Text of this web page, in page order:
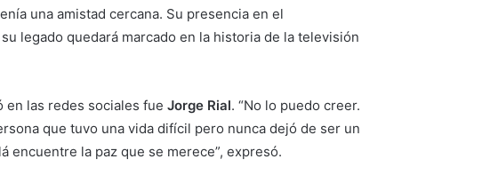
una amistad cercana. Su presencia en el
legado quedará marcado en la historia de la televisión
en las redes sociales fue Jorge Rial. “No lo puedo creer.
que tuvo una vida difícil pero nunca dejó de ser un
encuentre la paz que se merece”, expresó.